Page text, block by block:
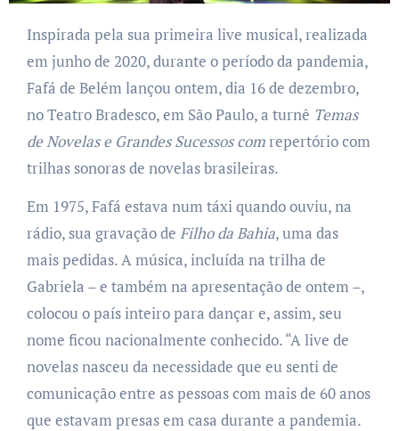
Inspirada pela sua primeira live musical, realizada
em junho de 2020, durante o período da pandemia,
Fafá de Belém lançou ontem, dia 16 de dezembro,
no Teatro Bradesco, em São Paulo, a turnê Temas
de Novelas e Grandes Sucessos comrepertório com
trilhas sonoras de novelas brasileiras.
Em 1975, Fafá estava num táxi quando ouviu, na
rádio, sua gravação de Filho da Bahia, uma das
mais pedidas. A música, incluída na trilha de
Gabriela – e também na apresentação de ontem –,
colocou o país inteiro para dançar e, assim, seu
nome ficou nacionalmente conhecido. “A live de
novelas nasceu da necessidade que eu senti de
comunicação entre as pessoas com mais de 60 anos
que estavam presas em casa durante a pandemia.